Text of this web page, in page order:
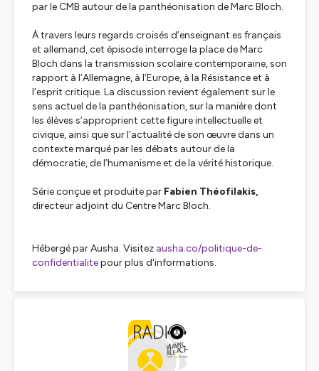
par le CMB autour de la panthéonisation de Marc Bloch.
À travers leurs regards croisés d’enseignant.es français
et allemand, cet épisode interroge la place de Marc
Bloch dans la transmission scolaire contemporaine, son
rapport à l’Allemagne, à l’Europe, à la Résistance et à
l’esprit critique. La discussion revient également sur le
sens actuel de la panthéonisation, sur la manière dont
les élèves s’approprient cette figure intellectuelle et
civique, ainsi que sur l’actualité de son œuvre dans un
contexte marqué par les débats autour de la
démocratie, de l’humanisme et de la vérité historique.
Série conçue et produite par Fabien Théofilakis,
directeur adjoint du Centre Marc Bloch.
Hébergé par Ausha. Visitez ausha.co/politique-de-
confidentialitepour plus d'informations.